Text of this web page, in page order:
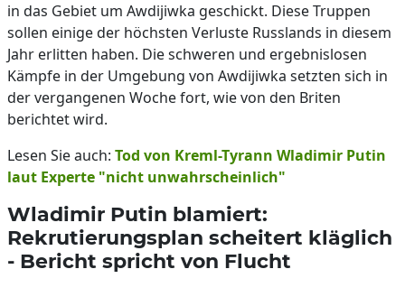
in das Gebiet um Awdijiwka geschickt. Diese Truppen
sollen einige der höchsten Verluste Russlands in diesem
Jahr erlitten haben. Die schweren und ergebnislosen
Kämpfe in der Umgebung von Awdijiwka setzten sich in
der vergangenen Woche fort, wie von den Briten
berichtet wird.
Lesen Sie auch: Tod von Kreml-Tyrann Wladimir Putin
laut Experte "nicht unwahrscheinlich"
Wladimir Putin blamiert:
Rekrutierungsplan scheitert kläglich
- Bericht spricht von Flucht